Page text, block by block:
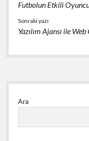
Futbolun Etkili
Sonraki yazı
Yazılım Ajansı ile
Yan
Menü
Ara